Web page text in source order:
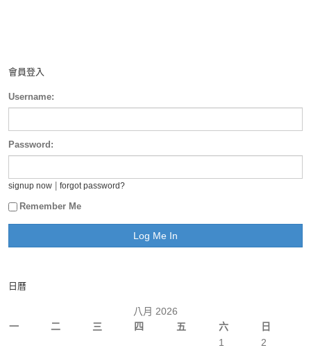
會員登入
Username:
Password:
signup now forgot password?
Remember Me
日曆
八月 2026
一
二 三 四 五 六 日
1
2